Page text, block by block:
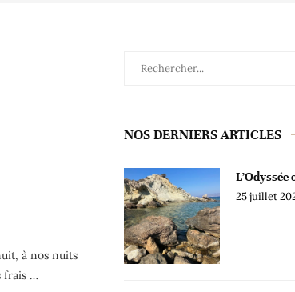
à nos nuits
frais …
NOS DERNIERS ARTICLES
L’Odyssée
25 juillet